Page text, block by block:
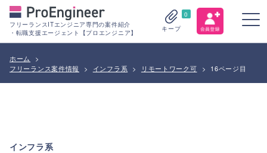
フリーランスITエンジニア専門の案件紹介
・転職支援エージェント【プロエンジニア】
0
キープ
ホーム
>
フリーランス案件情報
> インフラ系 > リモートワーク可 > 16ページ目
インフラ系